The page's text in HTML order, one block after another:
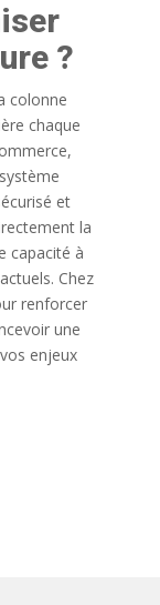
?
colonne
chaque
et
la
capacité à
Chez
renforcer
une
enjeux